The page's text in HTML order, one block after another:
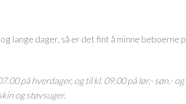
lange dager, så er det fint å minne beboerne
på hverdager, og til kl. 09.00 på lør,- søn,- og
og støvsuger.